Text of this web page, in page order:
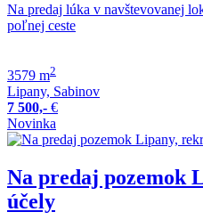
Na predaj lúka v navštevovanej
poľnej ceste
3579 m2
Lipany, Sabinov
7 500,- €
Novinka
Na predaj pozemok
účely